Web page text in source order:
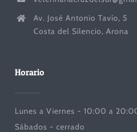
Av. José Antonio Tavío, 5
Costa del Silencio, Arona
Horario
Lunes a Viernes - 10:00 a
Sábados - cerrado